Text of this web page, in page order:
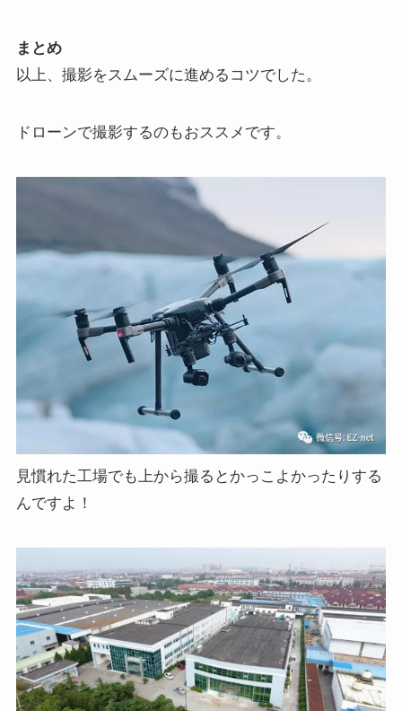
まとめ
以上、撮影をスムーズに進めるコツでした。
ドローンで撮影するのもおススメです。
見慣れた工場でも上から撮るとかっこよかったりする
んですよ！